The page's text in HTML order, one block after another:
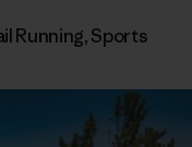
Running,Sports